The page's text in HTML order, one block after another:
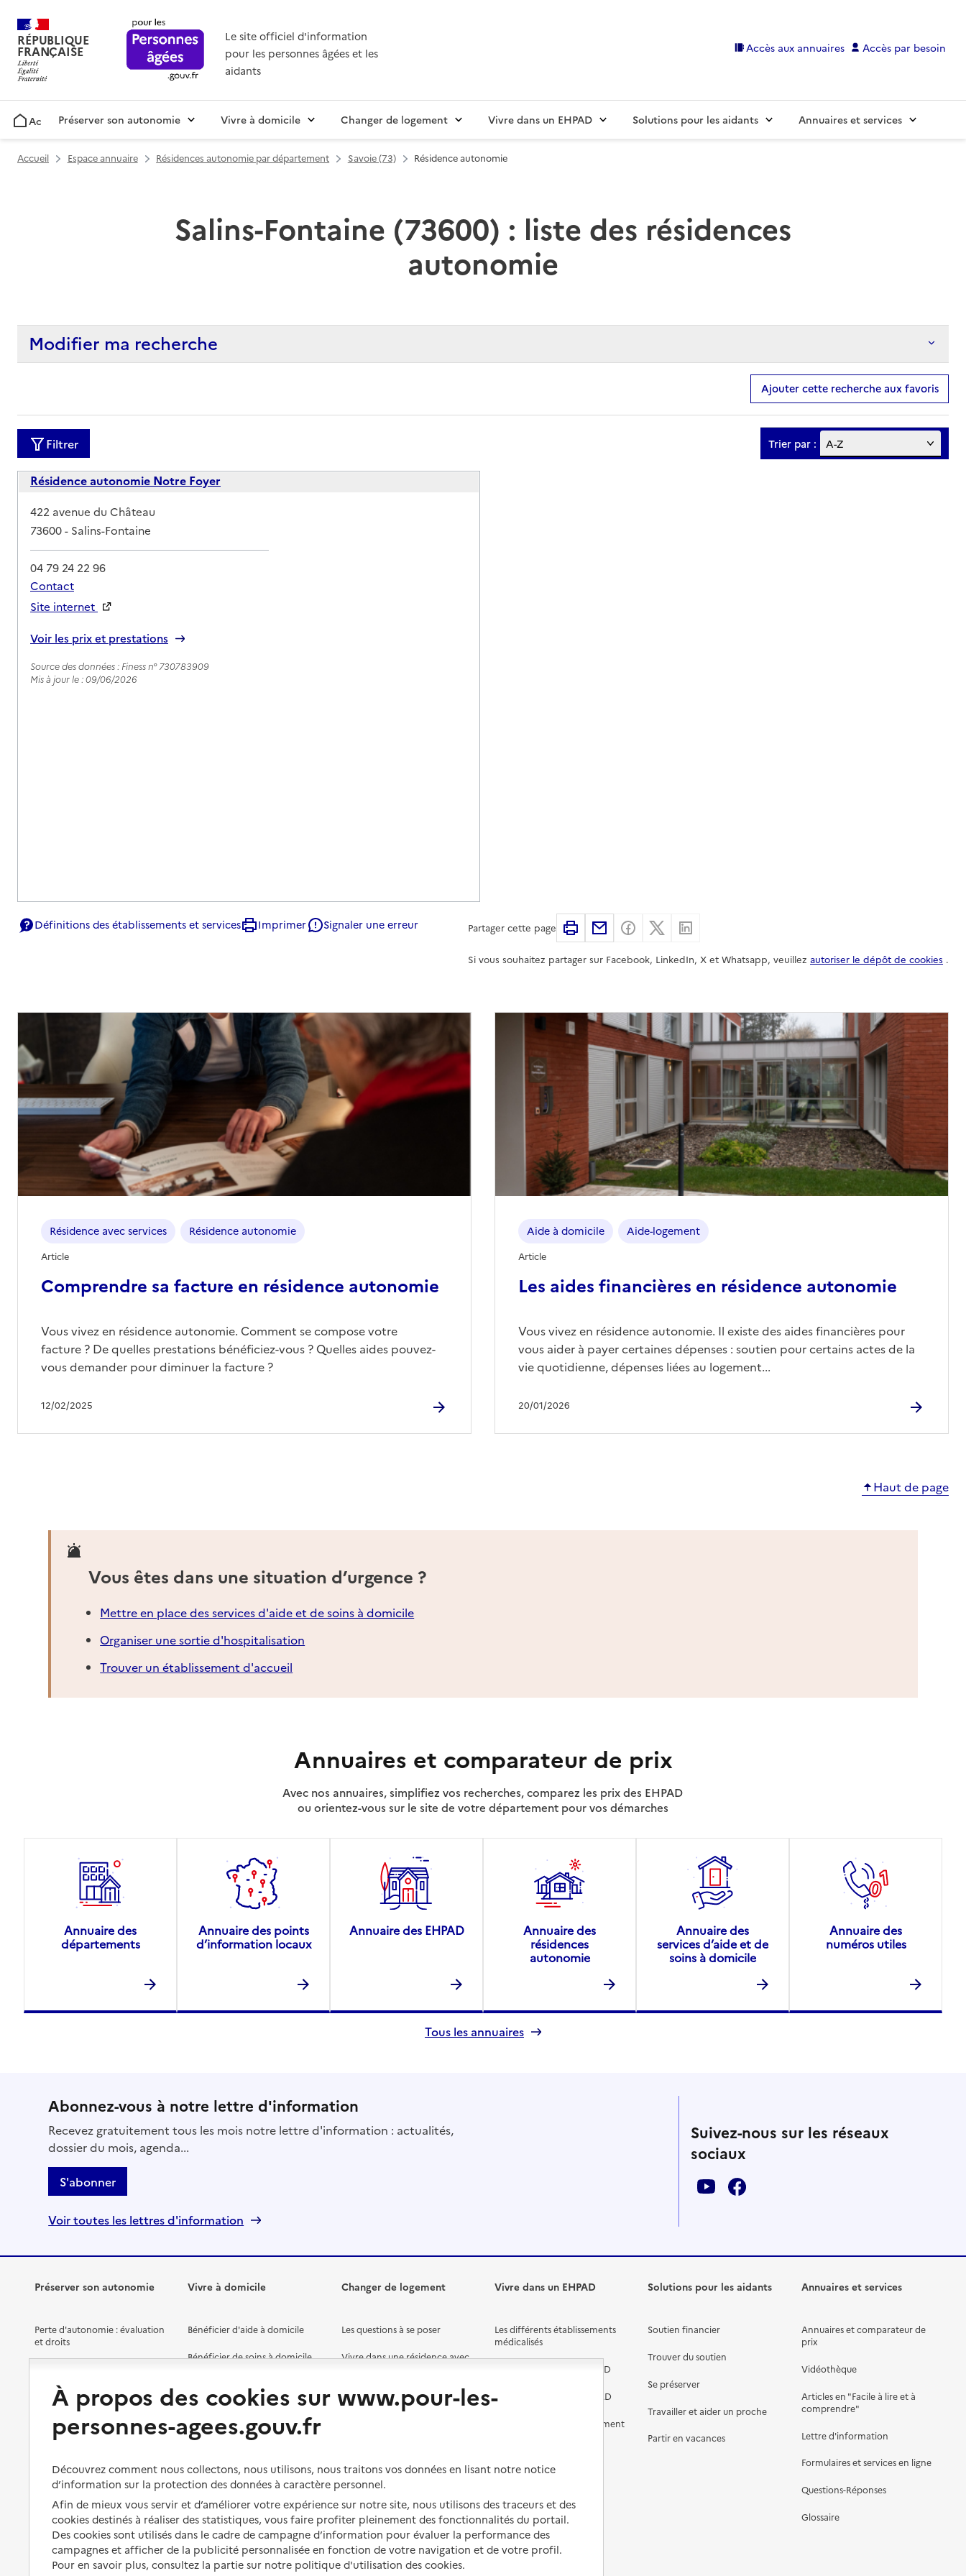
RÉPUBLIQUE
FRANÇAISE
Le site officiel d'information
pour les personnes âgées et les
aidants
Accès aux annuaires Accès par besoin
AccueilPréserver son autonomie Vivre à domicile Changer de logement Vivre dans un EHPAD Solutions pour les aidants Annuaires et services
Accueil Espace annuaire Résidences autonomie par département Savoie (73) Résidence autonomie
Salins-Fontaine (73600) : liste des résidences
autonomie
Modifier ma recherche
Ajouter cette recherche aux favoris
Filtrer Trier par :
Résidence autonomie Notre Foyer
Adresse
422 avenue du Château
73600- Salins-Fontaine
04 79 24 22 96
Contact
Site internet
Voir les prix et prestations
Source des données : Finess n° 730783909
Mis à jour le : 09/06/2026
Définitions des établissements et services Imprimer Signaler une erreur Partager cette page ImprimerPartager par email
Partager sur Facebook
Partager sur X
Si vous souhaitez partager sur Facebook, LinkedIn, X et Whatsapp, veuillez autoriser le dépôt de cookies .
Comprendre sa facture en résidence autonomie
12/02/2025
Résidence avec services Résidence autonomie
Article
Vous vivez en résidence autonomie. Comment se compose votre
facture ? De quelles prestations bénéficiez-vous ? Quelles aides pouvez-
vous demander pour diminuer la facture ?
Les aides financières en résidence autonomie
20/01/2026
Aide à domicile Aide-logement
Article
Vous vivez en résidence autonomie. Il existe des aides financières pour
vous aider à payer certaines dépenses : soutien pour certains actes de la
vie quotidienne, dépenses liées au logement...
Haut de page
Vous êtes dans une situation d’urgence ?
Mettre en place des services d'aide et de soins à domicile
Organiser une sortie d'hospitalisation
Trouver un établissement d'accueil
Annuaires et comparateur de prix
Avec nos annuaires, simplifiez vos recherches, comparez les prix des EHPAD
ou orientez-vous sur le site de votre département pour vos démarches
Annuaire des
départements
Annuaire des points
d’information locaux
Annuaire des EHPAD
Annuaire des
résidences
autonomie
Annuaire des
services d’aide et de
soins à domicile
Annuaire des
numéros utiles
Tous les annuaires
Abonnez-vous à notre lettre d'information
Recevez gratuitement tous les mois notre lettre d'information : actualités,
dossier du mois, agenda...
S'abonner
Voir toutes les lettres d'information
Suivez-nous sur les réseaux
sociaux
Préserver son autonomie
Perte d'autonomie : évaluation
et droits
Préserver son autonomie et sa
santé
Les mesures de protection
Les obligations de la famille
À qui s’adresser ?
Les politiques du grand âge
Vivre à domicile
Bénéficier d'aide à domicile
Bénéficier de soins à domicile
Partager son logement
Vivre à domicile avec une
maladie ou un handicap
Être hospitalisé
Fin de vie à domicile
Changer de logement
Les questions à se poser
Vivre dans une résidence avec
Vivre chez un proche
Vivre dans un EHPAD
Les différents établissements
médicalisés
Préparer l'entrée en EHPAD
Aides financières en EHPAD
Prévention, accompagnement
EHPAD
Droits en EHPAD
Fin de vie en EHPAD
Solutions pour les aidants
Soutien financier
Trouver du soutien
Se préserver
Travailler et aider un proche
Partir en vacances
Annuaires et services
Annuaires et comparateur de
prix
Vidéothèque
Articles en "Facile à lire et à
comprendre"
Lettre d'information
Formulaires et services en ligne
Questions-Réponses
Glossaire
À propos des cookies sur www.pour-les-
personnes-agees.gouv.fr
Découvrez comment nous collectons, nous utilisons, nous traitons vos données en lisant notre notice
d’information sur la protection des données à caractère personnel.
Afin de mieux vous servir et d’améliorer votre expérience sur notre site, nous utilisons des traceurs et des
cookies destinés à réaliser des statistiques, vous faire profiter pleinement des fonctionnalités du portail.
Des cookies sont utilisés dans le cadre de campagne d’information pour évaluer la performance des
campagnes et afficher de la publicité personnalisée en fonction de votre navigation et de votre profil.
Pour en savoir plus, consultez la partie sur notre politique d'utilisation des cookies.